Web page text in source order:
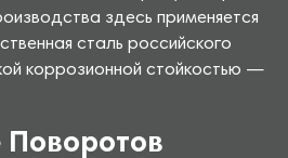
здесь применяется
сталь российского
коррозионной стойкостью —